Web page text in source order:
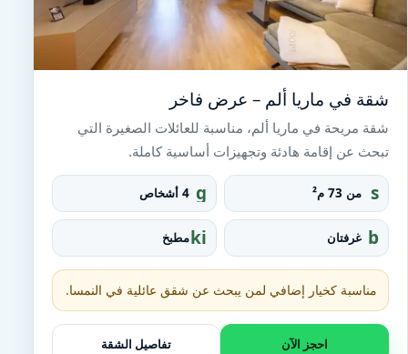
شقة في ماريا ألم – عرض فاخر
شقة مريحة في ماريا ألم، مناسبة للعائلات الصغيرة التي
تبحث عن إقامة هادئة وتجهيزات أساسية كاملة.
s
q
u
a
r
e_
fo
o
t
من 73 م² g
r
o
u
p
4 أشخاص
b
e
d
غرفتان ki
tc
h
e
n
مطبخ
مناسبة كخيار إضافي لمن يبحث عن شقق عائلية في النمسا.
احجز الآن تفاصيل الشقة